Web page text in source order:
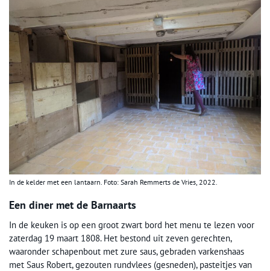
In de kelder met een lantaarn. Foto: Sarah Remmerts de Vries, 2022.
Een diner met de Barnaarts
In de keuken is op een groot zwart bord het menu te lezen voor
zaterdag 19 maart 1808. Het bestond uit zeven gerechten,
waaronder schapenbout met zure saus, gebraden varkenshaas
met Saus Robert, gezouten rundvlees (gesneden), pasteitjes van